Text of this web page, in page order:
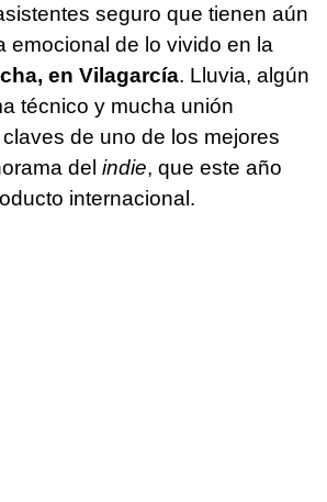
seguro que tienen aún
emocional de lo vivido en la
en Vilagarcía. Lluvia, algún
técnico y mucha unión
de uno de los mejores
del indie, que este año
internacional.